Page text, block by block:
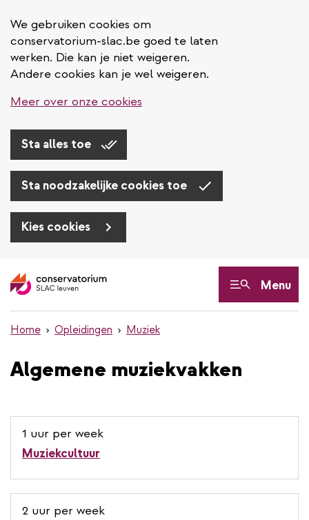
We gebruiken cookies om
conservatorium-slac.be goed te laten
werken. Die kan je niet weigeren.
Andere cookies kan je wel weigeren.
Meer over onze cookies
Sta alles toe
Sta noodzakelijke cookies toe
Kies cookies
en
inhoud
Menu
Home Opleidingen Muziek
Algemene muziekvakken
1 uur per week
Muziekcultuur
2 uur per week